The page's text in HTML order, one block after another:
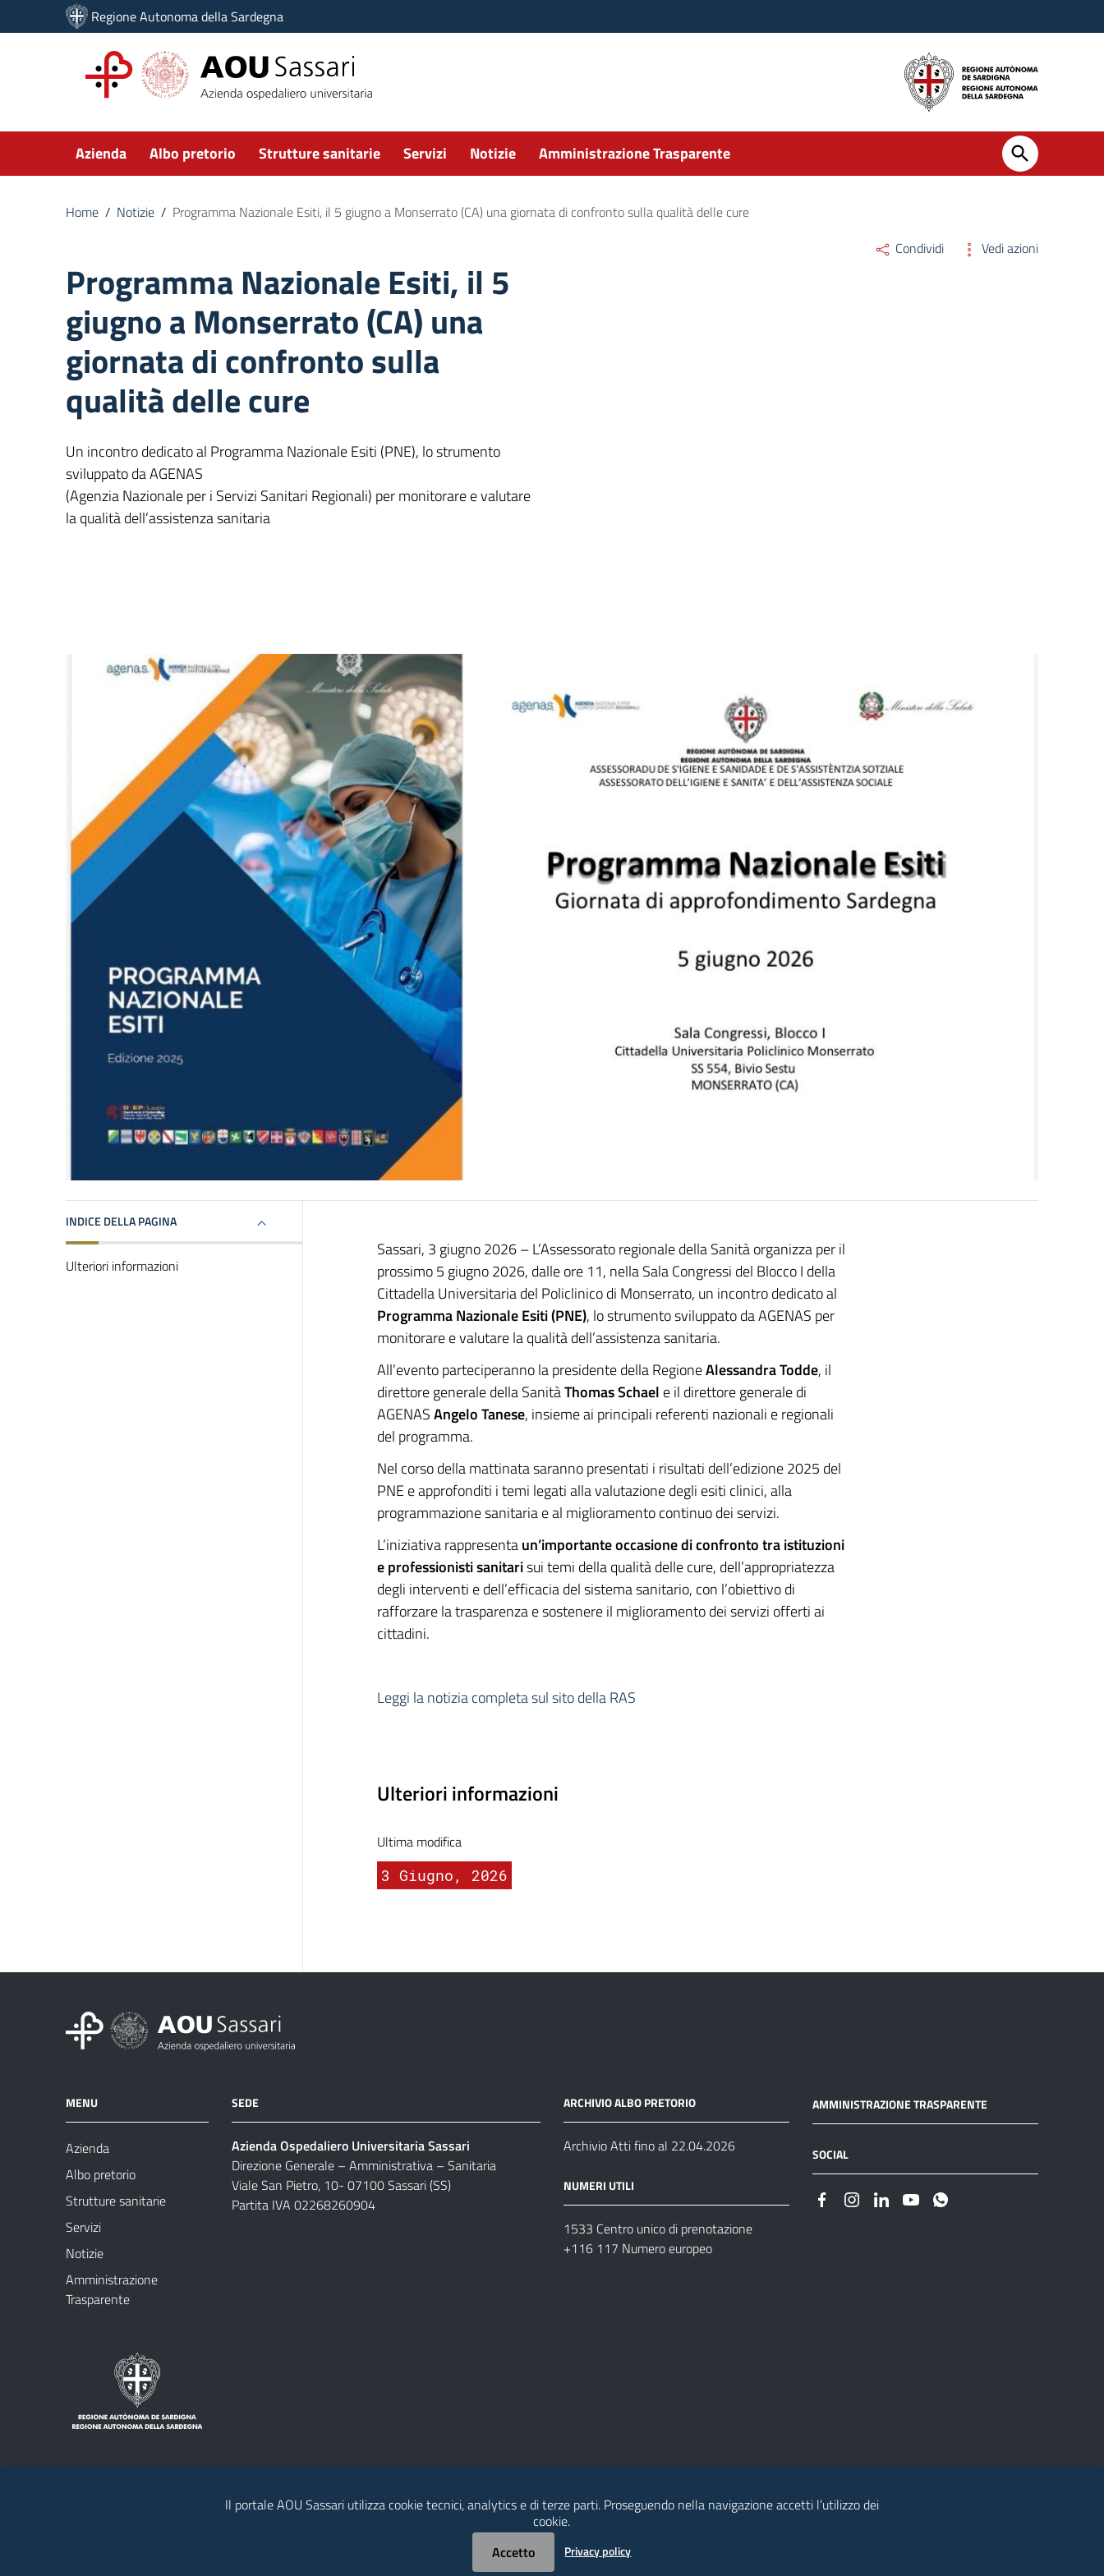
Vai ai contenuti
Vai al menu di navigazione
Vai al footer
Regione Autonoma della Sardegna
Submenu
Azienda Albo pretorio Strutture sanitarie Servizi Notizie Amministrazione Trasparente
Home / Notizie / Programma Nazionale Esiti, il 5 giugno a Monserrato (CA) una giornata di confronto sulla qualità delle cure
Programma Nazionale Esiti, il 5
giugno a Monserrato (CA) una
giornata di confronto sulla
qualità delle cure
Un incontro dedicato al Programma Nazionale Esiti (PNE), lo strumento
sviluppato da AGENAS
(Agenzia Nazionale per i Servizi Sanitari Regionali) per monitorare e valutare
la qualità dell’assistenza sanitaria
Condividi Vedi azioni
INDICE DELLA PAGINA
Ulteriori informazioni
Sassari, 3 giugno 2026 – L’Assessorato regionale della Sanità organizza per il
prossimo 5 giugno 2026, dalle ore 11, nella Sala Congressi del Blocco I della
Cittadella Universitaria del Policlinico di Monserrato, un incontro dedicato al
Programma Nazionale Esiti (PNE), lo strumento sviluppato da AGENAS per
monitorare e valutare la qualità dell’assistenza sanitaria.
All’evento parteciperanno la presidente della RegioneAlessandra Todde, il
direttore generale della SanitàThomas Schael e il direttore generale di
AGENASAngelo Tanese, insieme ai principali referenti nazionali e regionali
del programma.
Nel corso della mattinata saranno presentati i risultati dell’edizione 2025 del
PNE e approfonditi i temi legati alla valutazione degli esiti clinici, alla
programmazione sanitaria e al miglioramento continuo dei servizi.
L’iniziativa rappresentaun’importante occasione di confronto tra istituzioni
e professionisti sanitarisui temi della qualità delle cure, dell’appropriatezza
degli interventi e dell’efficacia del sistema sanitario, con l’obiettivo di
rafforzare la trasparenza e sostenere il miglioramento dei servizi offerti ai
cittadini.
Leggi la notizia completa sul sito della RAS
Ulteriori informazioni
Ultima modifica
3 Giugno, 2026
MENU
Azienda
Albo pretorio
Strutture sanitarie
Servizi
Notizie
Amministrazione
Trasparente
SEDE
Azienda Ospedaliero Universitaria Sassari
Direzione Generale – Amministrativa – Sanitaria
Viale San Pietro, 10- 07100 Sassari (SS)
Partita IVA 02268260904
ARCHIVIO ALBO PRETORIO
Archivio Atti fino al 22.04.2026
NUMERI UTILI
1533 Centro unico di prenotazione
+116 117 Numero europeo
AMMINISTRAZIONE TRASPARENTE
SOCIAL
Privacy policy
Il portale AOU Sassari utilizza cookie tecnici, analytics e di terze parti. Proseguendo nella navigazione accetti l’utilizzo dei
cookie.
Accetto
Privacy policy